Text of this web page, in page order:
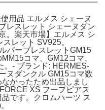
用品 エルメス シェーヌ
レスレット シェーヌダン
。楽天市場】エルメス シ
レット SV925。
バーブレスレットGM15
コマ、GM12コマ、
。- ブランド: HERMES-
ヌダンクル GM15コマ数
かったため出品しまし
XS フープピアス
です。クロムハーツ ス